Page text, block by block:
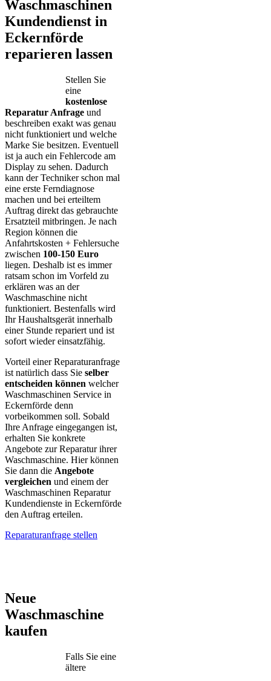
Waschmaschinen
Kundendienst in
Eckernförde
reparieren lassen
Stellen Sie
eine
kostenlose
Reparatur Anfrage und
beschreiben exakt was genau
nicht funktioniert und welche
Marke Sie besitzen. Eventuell
ist ja auch ein Fehlercode am
Display zu sehen. Dadurch
kann der Techniker schon mal
eine erste Ferndiagnose
machen und bei erteiltem
Auftrag direkt das gebrauchte
Ersatzteil mitbringen. Je nach
Region können die
Anfahrtskosten + Fehlersuche
zwischen 100-150 Euro
liegen. Deshalb ist es immer
ratsam schon im Vorfeld zu
erklären was an der
Waschmaschine nicht
funktioniert. Bestenfalls wird
Ihr Haushaltsgerät innerhalb
einer Stunde repariert und ist
sofort wieder einsatzfähig.
Vorteil einer Reparaturanfrage
ist natürlich dass Sie selber
entscheiden können welcher
Waschmaschinen Service in
Eckernförde denn
vorbeikommen soll. Sobald
Ihre Anfrage eingegangen ist,
erhalten Sie konkrete
Angebote zur Reparatur ihrer
Waschmaschine. Hier können
Sie dann die Angebote
vergleichen und einem der
Waschmaschinen Reparatur
Kundendienste in Eckernförde
den Auftrag erteilen.
Reparaturanfrage stellen
Neue
Waschmaschine
kaufen
Falls Sie eine
ältere